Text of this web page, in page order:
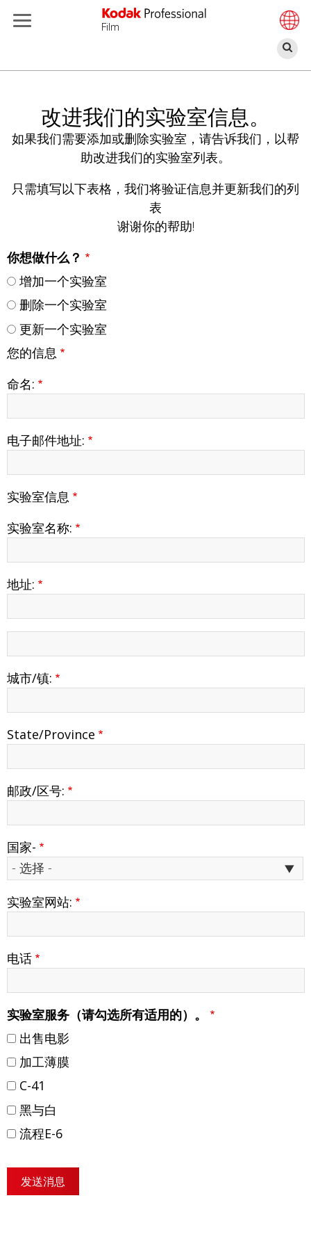
跳
要
Film
搜
索
改进我们的实验室信息。
如果我们需要添加或删除实验室，请告诉我们，以帮
助改进我们的实验室列表。
只需填写以下表格，我们将验证信息并更新我们的列
表
谢谢你的帮助!
你想做什么？
增加一个实验室
删除一个实验室
更新一个实验室
您的信息
命名:
电子邮件地址:
实验室信息
实验室名称:
实
室
息
地址:
址
2
城市/镇:
State/Province
邮政/区号:
国家-
实验室网站:
电话
实验室服务（请勾选所有适用的）。
出售电影
加工薄膜
C-41
黑与白
流程E-6